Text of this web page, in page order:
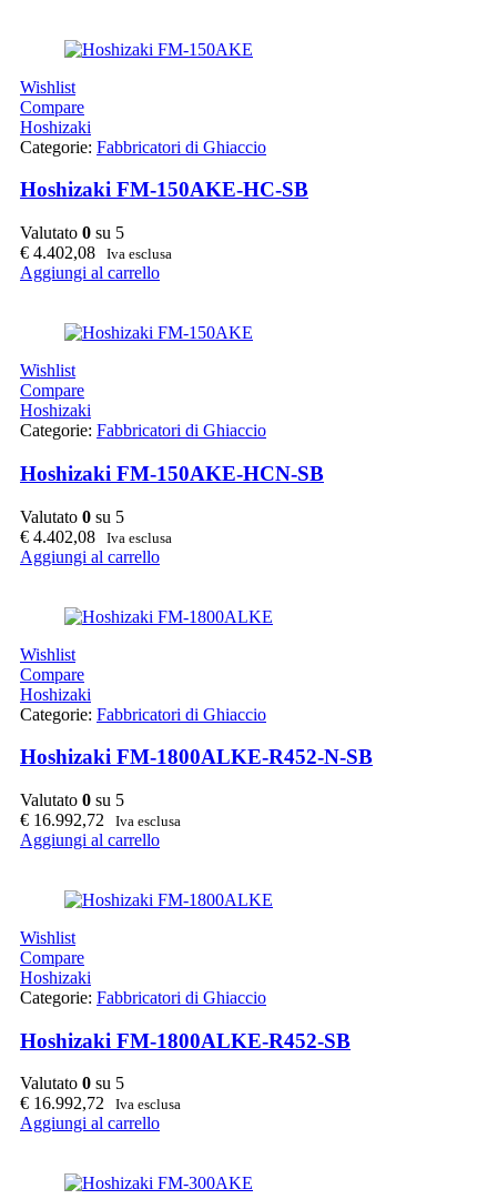
Wishlist
Compare
Hoshizaki
Categorie: Fabbricatori di Ghiaccio
Hoshizaki FM-150AKE-HC-SB
Valutato 0 su 5
€ 4.402,08 Iva esclusa
Aggiungi al carrello
Wishlist
Compare
Hoshizaki
Categorie: Fabbricatori di Ghiaccio
Hoshizaki FM-150AKE-HCN-SB
Valutato 0 su 5
€ 4.402,08 Iva esclusa
Aggiungi al carrello
Wishlist
Compare
Hoshizaki
Categorie: Fabbricatori di Ghiaccio
Hoshizaki FM-1800ALKE-R452-N-SB
Valutato 0 su 5
€ 16.992,72 Iva esclusa
Aggiungi al carrello
Wishlist
Compare
Hoshizaki
Categorie: Fabbricatori di Ghiaccio
Hoshizaki FM-1800ALKE-R452-SB
Valutato 0 su 5
€ 16.992,72 Iva esclusa
Aggiungi al carrello